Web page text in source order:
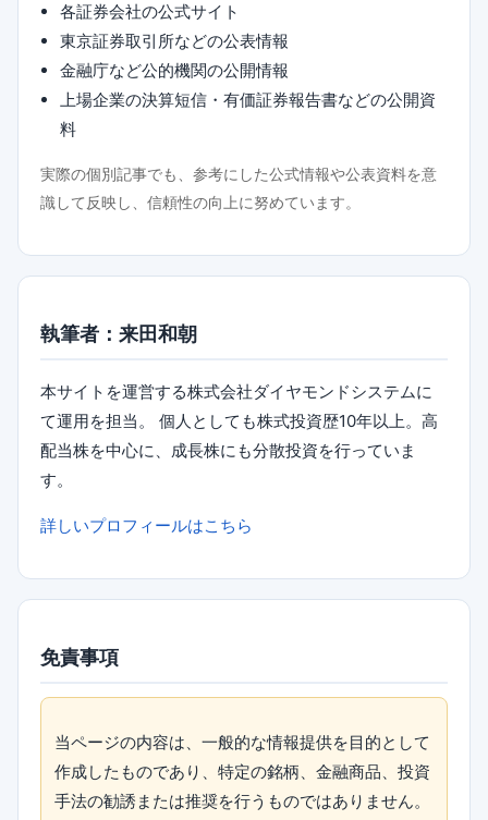
各証券会社の公式サイト
東京証券取引所などの公表情報
金融庁など公的機関の公開情報
上場企業の決算短信・有価証券報告書などの公開資
料
実際の個別記事でも、参考にした公式情報や公表資料を意
識して反映し、信頼性の向上に努めています。
執筆者：来田和朝
本サイトを運営する株式会社ダイヤモンドシステムに
て運用を担当。 個人としても株式投資歴10年以上。高
配当株を中心に、成長株にも分散投資を行っていま
す。
詳しいプロフィールはこちら
免責事項
当ページの内容は、一般的な情報提供を目的として
作成したものであり、特定の銘柄、金融商品、投資
手法の勧誘または推奨を行うものではありません。